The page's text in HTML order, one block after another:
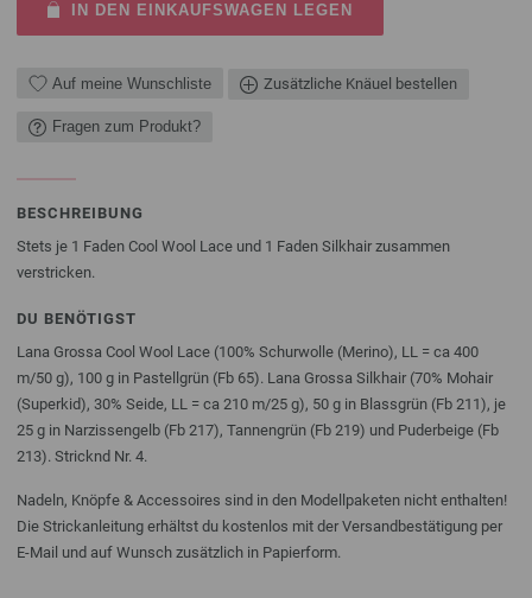
IN DEN EINKAUFSWAGEN LEGEN
Auf meine Wunschliste Zusätzliche Knäuel bestellen
Fragen zum Produkt?
BESCHREIBUNG
Stets je 1 Faden Cool Wool Lace und 1 Faden Silkhair zusammen
verstricken.
DU BENÖTIGST
Lana Grossa Cool Wool Lace (100% Schurwolle (Merino), LL = ca 400
m/50 g), 100 g in Pastellgrün (Fb 65). Lana Grossa Silkhair (70% Mohair
(Superkid), 30% Seide, LL = ca 210 m/25 g), 50 g in Blassgrün (Fb 211), je
25 g in Narzissengelb (Fb 217), Tannengrün (Fb 219) und Puderbeige (Fb
213). Stricknd Nr. 4.
Nadeln, Knöpfe & Accessoires sind in den Modellpaketen nicht enthalten!
Die Strickanleitung erhältst du kostenlos mit der Versandbestätigung per
E-Mail und auf Wunsch zusätzlich in Papierform.